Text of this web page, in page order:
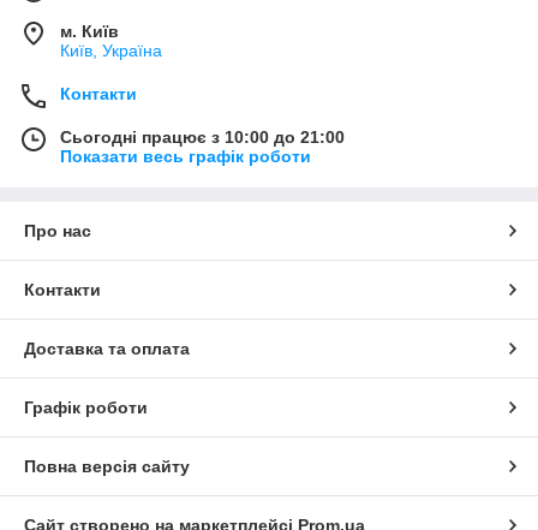
м. Київ
Київ, Україна
Контакти
Сьогодні працює з 10:00 до 21:00
Показати весь графік роботи
Про нас
Контакти
Доставка та оплата
Графік роботи
Повна версія сайту
Сайт створено на маркетплейсі Prom.ua